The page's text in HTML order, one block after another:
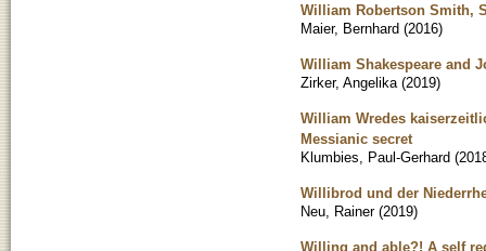
William Robertson Smith,
Maier, Bernhard (2016)
William Shakespeare and
Zirker, Angelika (2019)
William Wredes
Messianic secret
Klumbies, Paul-Gerhard (
Willibrod und der
Neu, Rainer (2019)
Willing and able?! A self